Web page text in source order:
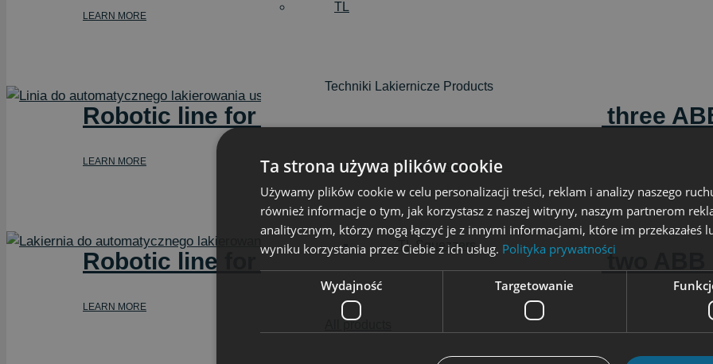
TL
Techniki Lakiernicze Products
TL Accessories
TL Squezzers
All products
LEARN MORE
Robotic line for rubber seals varnishing using three
LEARN MORE
Robotic line for rubber seals varnishing using two ABB
LEARN MORE
Ta strona używa plików cookie
Używamy plików cookie w celu personalizacji treści, reklam i analizy naszego
również informacje o tym, jak korzystasz z naszej witryny, naszym partnerom
analitycznym, którzy mogą łączyć je z innymi informacjami, które im przekazałeś
wyniku korzystania przez Ciebie z ich usług. Polityka prywatności
Wydajność Targetowanie